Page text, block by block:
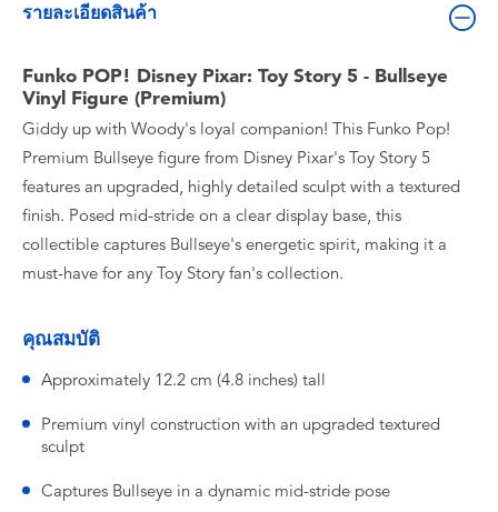
แกดเจ็ต
รายละเอียดสินค้า
Funko POP! Disney Pixar: Toy Story 5 - Bullseye
Vinyl Figure (Premium)
Giddy up with Woody's loyal companion! This Funko Pop!
Premium Bullseye figure from Disney Pixar's Toy Story 5
features an upgraded, highly detailed sculpt with a textured
finish. Posed mid-stride on a clear display base, this
collectible captures Bullseye's energetic spirit, making it a
must-have for any Toy Story fan's collection.
คุณสมบัติ
Approximately 12.2 cm (4.8 inches) tall
Premium vinyl construction with an upgraded textured
sculpt
Captures Bullseye in a dynamic mid-stride pose